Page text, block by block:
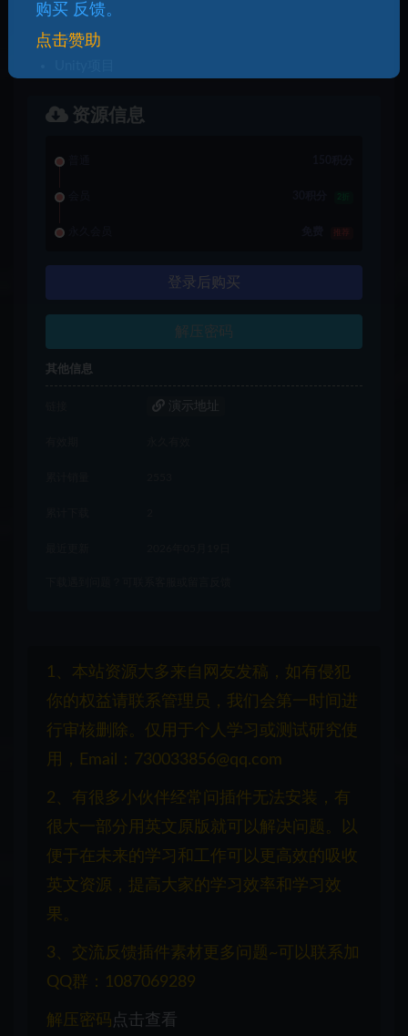
UE项目
资源信息
2折
推荐
登录后购买
解压密码
其他信息
演示地址
1、本站资源大多来自网友发稿，如有侵犯
你的权益请联系管理员，我们会第一时间进
行审核删除。仅用于个人学习或测试研究使
用，Email：730033856@qq.com
2、有很多小伙伴经常问插件无法安装，有
很大一部分用英文原版就可以解决问题。以
便于在未来的学习和工作可以更高效的吸收
英文资源，提高大家的学习效率和学习效
果。
3、交流反馈插件素材更多问题~可以联系加
QQ群：1087069289
解压密码 点击查看
购买 反馈。
点击赞助